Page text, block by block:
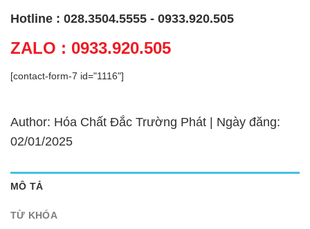
Hotline : 028.3504.5555 - 0933.920.505
ZALO : 0933.920.505
[contact-form-7 id="1116"]
Author: Hóa Chất Đắc Trường Phát | Ngày đăng:
02/01/2025
MÔ TẢ
TỪ KHÓA